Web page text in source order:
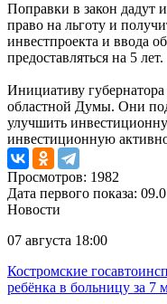
Поправки в закон дадут
право на льготу и
инвестпроекта и ввода
предоставляться на 5 лет.
Инициативу
областной Думы. Они
улучшить
инвестиционную
Просмотров: 1982
Дата первого показа:
Новости
07 августа 18:00
Костромские
ребёнка в больницу за 7